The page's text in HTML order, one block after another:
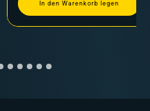
In den Warenkorb legen